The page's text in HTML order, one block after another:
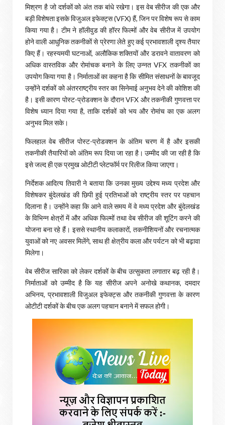
मिश्रण है जो दर्शकों को अंत तक बांधे रखेगा। इस वेब सीरीज की एक और
बड़ी विशेषता इसके विजुअल इफेक्ट्स (VFX) हैं, जिन पर विशेष रूप से काम
किया गया है। टीम ने हॉलीवुड की हॉरर फिल्मों और वेब सीरीज में उपयोग
होने वाली आधुनिक तकनीकों से प्रेरणा लेते हुए कई प्रभावशाली दृश्य तैयार
किए हैं। रहस्यमयी घटनाओं, अलौकिक शक्तियों और डरावने वातावरण को
अधिक वास्तविक और रोमांचक बनाने के लिए उन्नत VFX तकनीकों का
उपयोग किया गया है। निर्माताओं का कहना है कि सीमित संसाधनों के बावजूद
उन्होंने दर्शकों को अंतरराष्ट्रीय स्तर का सिनेमाई अनुभव देने की कोशिश की
है। इसी कारण पोस्ट-प्रोडक्शन के दौरान VFX और तकनीकी गुणवत्ता पर
विशेष ध्यान दिया गया है, ताकि दर्शकों को भय और रोमांच का एक अलग
अनुभव मिल सके।
फिलहाल वेब सीरीज पोस्ट-प्रोडक्शन के अंतिम चरण में है और इसकी
तकनीकी तैयारियों को अंतिम रूप दिया जा रहा है। उम्मीद की जा रही है कि
इसे जल्द ही एक प्रमुख ओटीटी प्लेटफॉर्म पर रिलीज किया जाएगा।
निर्देशक आदित्य तिवारी ने बताया कि उनका मुख्य उद्देश्य मध्य प्रदेश और
विशेषकर बुंदेलखंड की छिपी हुई प्रतिभाओं को राष्ट्रीय स्तर पर पहचान
दिलाना है। उन्होंने कहा कि आने वाले समय में वे मध्य प्रदेश और बुंदेलखंड
के विभिन्न क्षेत्रों में और अधिक फिल्मों तथा वेब सीरीज की शूटिंग करने की
योजना बना रहे हैं। इससे स्थानीय कलाकारों, तकनीशियनों और रचनात्मक
युवाओं को नए अवसर मिलेंगे, साथ ही क्षेत्रीय कला और पर्यटन को भी बढ़ावा
मिलेगा।
वेब सीरीज सारिका को लेकर दर्शकों के बीच उत्सुकता लगातार बढ़ रही है।
निर्माताओं को उम्मीद है कि यह सीरीज अपने अनोखे कथानक, दमदार
अभिनय, प्रभावशाली विजुअल इफेक्ट्स और तकनीकी गुणवत्ता के कारण
ओटीटी दर्शकों के बीच एक अलग पहचान बनाने में सफल होगी।